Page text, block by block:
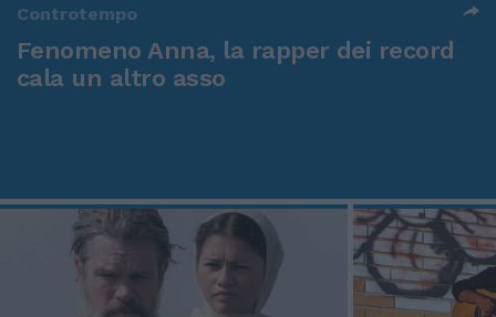
Controtempo
Fenomeno Anna, la rapper dei record
cala un altro asso